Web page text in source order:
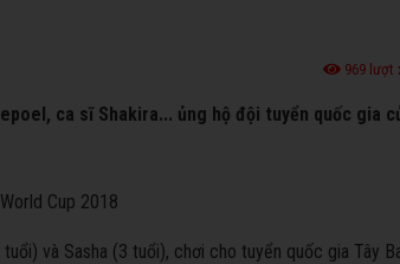
969 lượt
ca sĩ Shakira... ủng hộ đội tuyển quốc gia
và Sasha (3 tuổi), chơi cho tuyển quốc gia Tây